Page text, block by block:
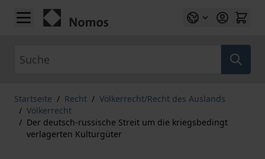
Zum Inhalt springen
Startseite / Recht / Völkerrecht/Recht des Auslands
/ Völkerrecht
/ Der deutsch-russische Streit um die kriegsbedingt
verlagerten Kulturgüter